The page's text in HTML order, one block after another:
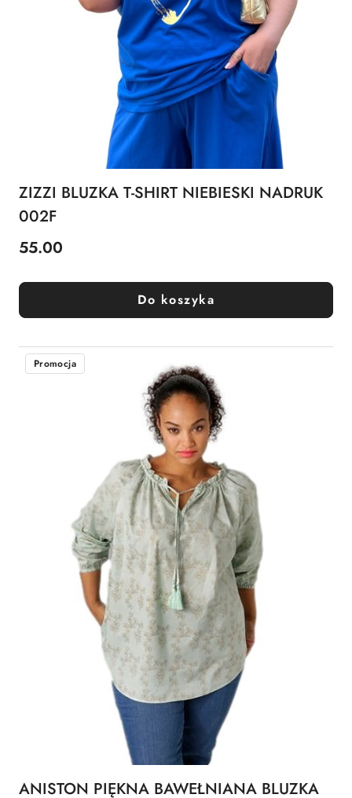
ZIZZI BLUZKA T-SHIRT NIEBIESKI NADRUK
002F
Cena:
55.00
Do koszyka
Promocja
ANISTON PIĘKNA BAWEŁNIANA BLUZKA